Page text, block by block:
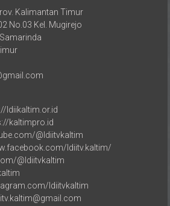
No.03 Kel. Mugirejo
ldiikaltim.or.id
kaltimpro.id
@ldiitvkaltim
ldiitv.kaltim/
@ldiitvkaltim
ldiitvkaltim